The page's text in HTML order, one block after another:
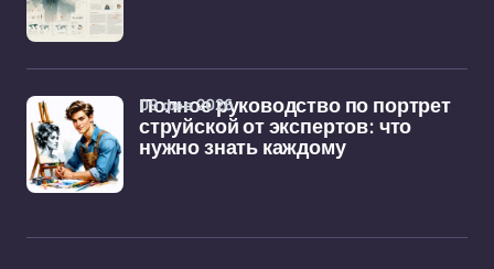
Полное руководство по портрет
струйской от экспертов: что
нужно знать каждому
09 фев 2026